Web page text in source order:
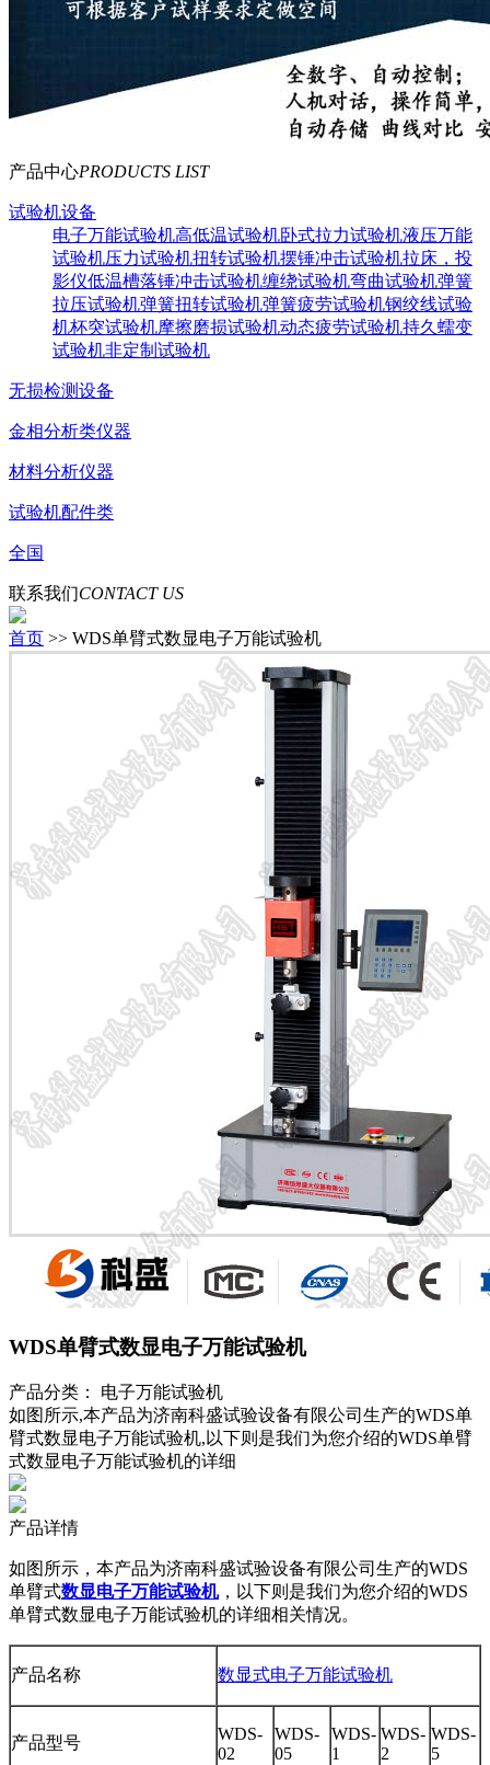
产品中心PRODUCTS LIST
试验机设备
电子万能试验机高低温试验机卧式拉力试验机液压万能
试验机压力试验机扭转试验机摆锤冲击试验机拉床，投
影仪低温槽落锤冲击试验机缠绕试验机弯曲试验机弹簧
拉压试验机弹簧扭转试验机弹簧疲劳试验机钢绞线试验
机杯突试验机摩擦磨损试验机动态疲劳试验机持久蠕变
试验机非定制试验机
无损检测设备
金相分析类仪器
材料分析仪器
试验机配件类
全国
联系我们CONTACT US
首页 >> WDS单臂式数显电子万能试验机
WDS单臂式数显电子万能试验机
产品分类： 电子万能试验机
如图所示,本产品为济南科盛试验设备有限公司生产的WDS单
臂式数显电子万能试验机,以下则是我们为您介绍的WDS单臂
式数显电子万能试验机的详细
产品详情
如图所示，本产品为济南科盛试验设备有限公司生产的WDS
单臂式数显电子万能试验机，以下则是我们为您介绍的WDS
单臂式数显电子万能试验机的详细相关情况。
产品名称 数显式电子万能试验机
产品型号
WDS-
02
WDS-
05
WDS-
1
WDS-
2
WDS-
5